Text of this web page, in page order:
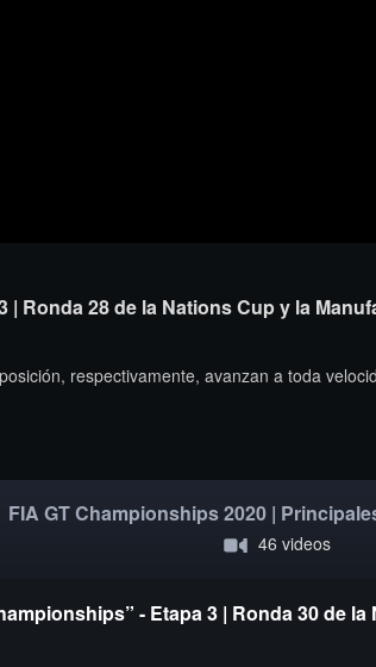
Ronda 28 de la Nations Cup y la
respectivamente, avanzan a toda
FIA GT Championships 2020 |
46 videos
- Etapa 3 | Ronda 30 de